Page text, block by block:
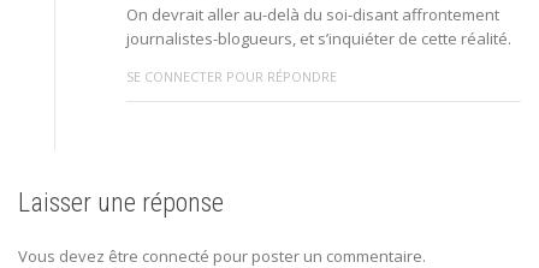
On devrait aller au-delà du soi-disant affrontement
journalistes-blogueurs, et s’inquiéter de cette réalité.
SE CONNECTER POUR RÉPONDRE
Laisser une réponse
Vous devez être connecté pour poster un commentaire.